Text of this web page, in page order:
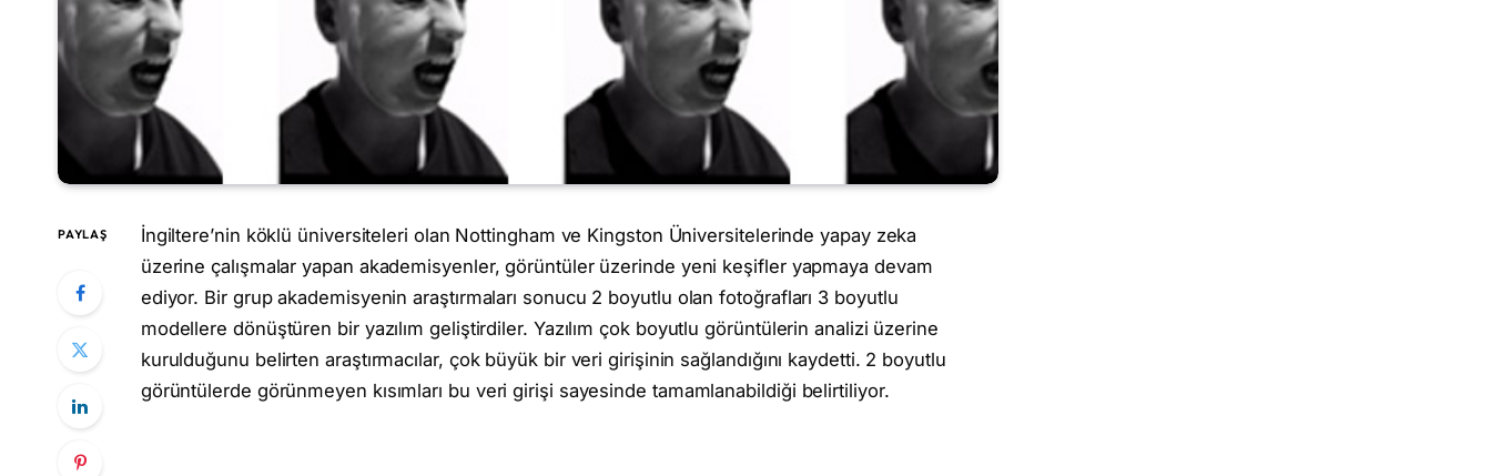
PAYLAŞ
İngiltere’nin köklü üniversiteleri olan Nottingham ve Kingston Üniversitelerinde yapay zeka
üzerine çalışmalar yapan akademisyenler, görüntüler üzerinde yeni keşifler yapmaya devam
ediyor. Bir grup akademisyenin araştırmaları sonucu 2 boyutlu olan fotoğrafları 3 boyutlu
modellere dönüştüren bir yazılım geliştirdiler. Yazılım çok boyutlu görüntülerin analizi üzerine
kurulduğunu belirten araştırmacılar, çok büyük bir veri girişinin sağlandığını kaydetti. 2 boyutlu
görüntülerde görünmeyen kısımları bu veri girişi sayesinde tamamlanabildiği belirtiliyor.